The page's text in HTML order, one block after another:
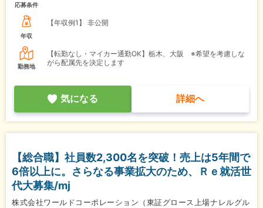
応募条件
年収
【年収例1】 非公開
勤務地
【転勤なし・マイカー通勤OK】栃木、大阪 ※希望を考慮しな
がら配属先を決定します
気になる 詳細へ
【総合職】社員数2,300名を突破！売上は5年間で
6倍以上に。さらなる事業拡大のため、Ｒｅ就活世
代大募集/mj
株式会社ワールドコーポレーション（東証グロース上場ナレルグル